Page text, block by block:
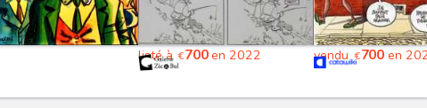
listé à €700en 2022 vendu€700en